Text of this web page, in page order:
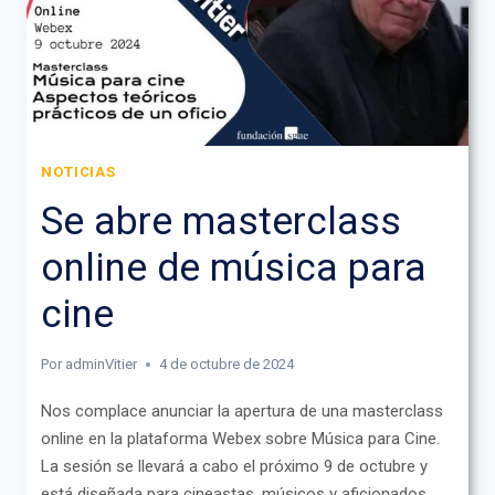
NOTICIAS
Se abre masterclass
online de música para
cine
Por adminVitier 4 de octubre de 2024
Nos complace anunciar la apertura de una masterclass
online en la plataforma Webex sobre Música para Cine.
La sesión se llevará a cabo el próximo 9 de octubre y